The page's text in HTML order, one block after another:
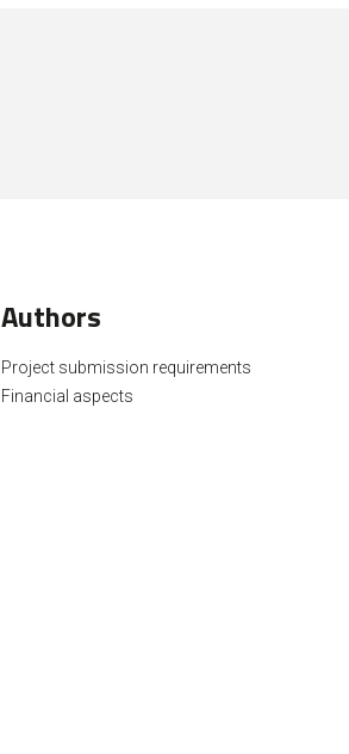
Authors
Project submission requirements
Financial aspects